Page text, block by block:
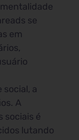
se
em
a
A
sociais é
lutando